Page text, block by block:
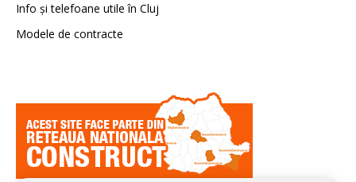
Info și telefoane utile în Cluj
Modele de contracte